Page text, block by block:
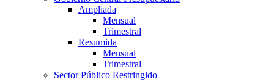
Ampliada
Mensual
Trimestral
Resumida
Mensual
Trimestral
Sector Público Restringido